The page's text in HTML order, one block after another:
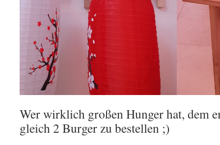
Wer wirklich großen Hunger hat, dem
gleich 2 Burger zu bestellen ;)